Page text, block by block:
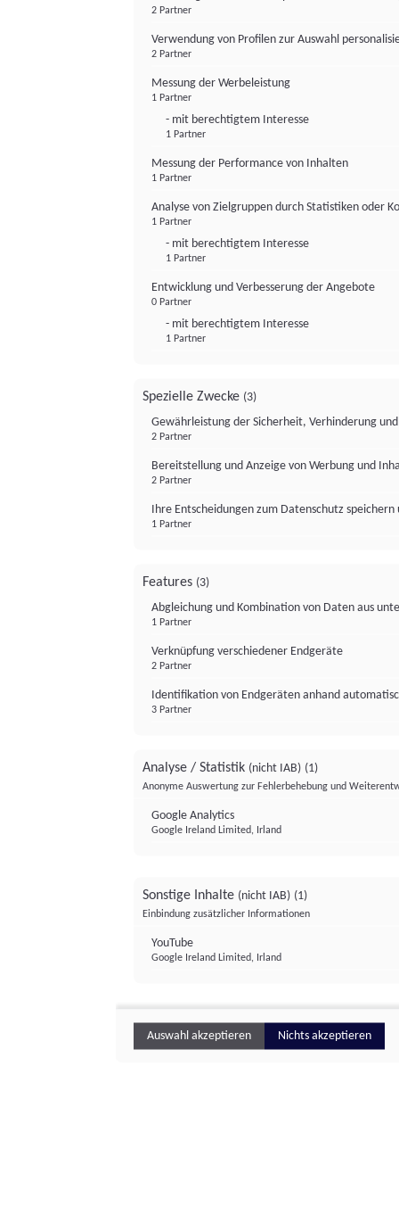
2 Partner
Verwendung von Profilen zur Auswahl
2 Partner
Messung der Werbeleistung
1 Partner
- mit berechtigtem Interesse
1 Partner
Messung der Performance von Inhalten
1 Partner
Analyse von Zielgruppen durch Statistiken oder
1 Partner
- mit berechtigtem Interesse
1 Partner
Entwicklung und Verbesserung der Angebote
0 Partner
- mit berechtigtem Interesse
1 Partner
Spezielle Zwecke (3)
Gewährleistung der Sicherheit, Verhinderung
2 Partner
Bereitstellung und Anzeige von Werbung und
2 Partner
Ihre Entscheidungen zum Datenschutz
1 Partner
Features (3)
Abgleichung und Kombination von Daten aus
1 Partner
Verknüpfung verschiedener Endgeräte
2 Partner
Identifikation von Endgeräten anhand
3 Partner
Analyse / Statistik (nicht IAB) (1)
Anonyme Auswertung zur Fehlerbehebung und
Google Analytics
Google Ireland Limited, Irland
Sonstige Inhalte (nicht IAB) (1)
Einbindung zusätzlicher Informationen
YouTube
Google Ireland Limited, Irland
Auswahl akzeptieren Nichts akzeptieren